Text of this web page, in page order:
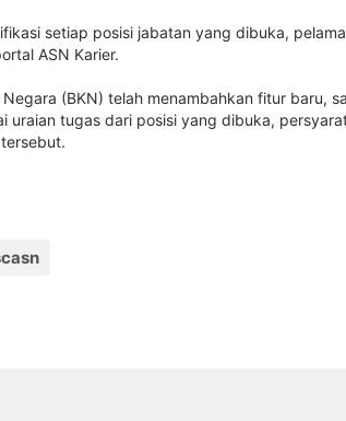
setiap posisi jabatan yang dibuka,
ASN Karier.
(BKN) telah menambahkan fitur baru,
uraian tugas dari posisi yang dibuka,